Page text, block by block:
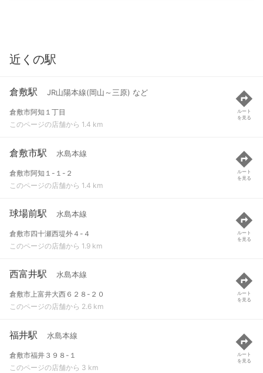
近くの駅
倉敷駅 JR山陽本線(岡山～三原) など
倉敷市阿知１丁目
このページの店舗から 1.4 km
ルート
を見る
倉敷市駅 水島本線
倉敷市阿知１-１-２
このページの店舗から 1.4 km
ルート
を見る
球場前駅 水島本線
倉敷市四十瀬西堤外４-４
このページの店舗から 1.9 km
ルート
を見る
西富井駅 水島本線
倉敷市上富井大西６２８-２０
このページの店舗から 2.6 km
ルート
を見る
福井駅 水島本線
倉敷市福井３９８-１
このページの店舗から 3 km
ルート
を見る